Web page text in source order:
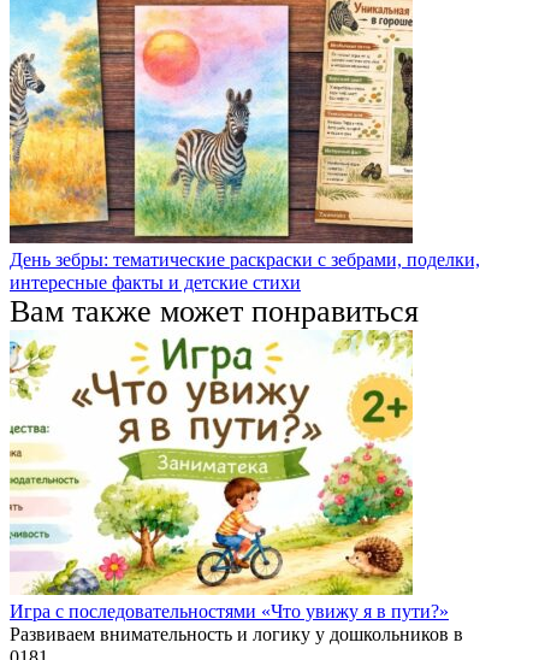
День зебры: тематические раскраски с зебрами, поделки,
интересные факты и детские стихи
Вам также может понравиться
Игра с последовательностями «Что увижу я в пути?»
Развиваем внимательность и логику у дошкольников в